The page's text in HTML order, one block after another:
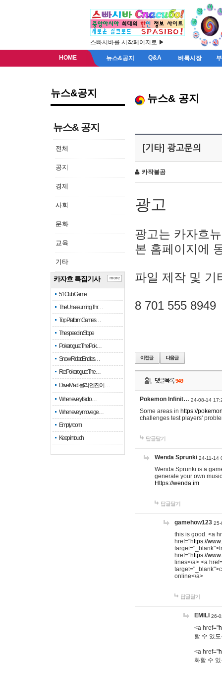
스빠시바를 시작페이지로 ▶
HOME 뉴스&공지 Q&A 벼룩시장
뉴스&공지
뉴스& 공지
전체
공지
경제
사회
문화
교육
기타
카자흐 특집기사
51 Club Game
The Unassuming Thr…
Top Platform Games…
The speed in Slope
Pokerogue: The Pok…
Snow Rider: Endles…
Re: Pokerogue: The…
Drive Mad: 물리 엔진이 …
When every fractio…
When every move ge…
Empty room
Keep in touch
more
뉴스& 공지
[기타] 광고문의
카작불곰
광고
광고는 카자흐
본 홈페이지에
파일 제작 및 기
8 701 555 8949
댓글목록949
Pokemon Infinit… 24-08-14
Some areas in https://
challenges test players'
답글달기
Wenda Sprunki 24-11-14
Wenda Sprunki is a
generate your own
Https://wenda.im
답글달기
gamehow123 25-
this is good. <a
href="https://
href="https://
lines</a> <a
online</a>
답글달기
EMILI 26-
<a href="
할 수 있
<a href="
화할 수